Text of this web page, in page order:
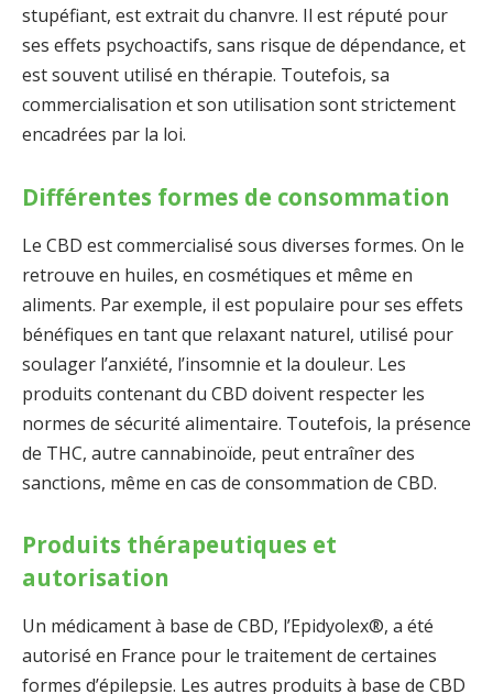
stupéfiant, est extrait du chanvre. Il est réputé pour
ses effets psychoactifs, sans risque de dépendance, et
est souvent utilisé en thérapie. Toutefois, sa
commercialisation et son utilisation sont strictement
encadrées par la loi.
Différentes formes de consommation
Le CBD est commercialisé sous diverses formes. On le
retrouve en huiles, en cosmétiques et même en
aliments. Par exemple, il est populaire pour ses effets
bénéfiques en tant que relaxant naturel, utilisé pour
soulager l’anxiété, l’insomnie et la douleur. Les
produits contenant du CBD doivent respecter les
normes de sécurité alimentaire. Toutefois, la présence
de THC, autre cannabinoïde, peut entraîner des
sanctions, même en cas de consommation de CBD.
Produits thérapeutiques et
autorisation
Un médicament à base de CBD, l’Epidyolex®, a été
autorisé en France pour le traitement de certaines
formes d’épilepsie. Les autres produits à base de CBD